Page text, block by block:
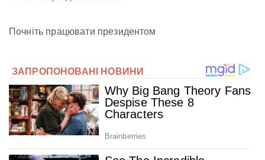
Почніть працювати президентом